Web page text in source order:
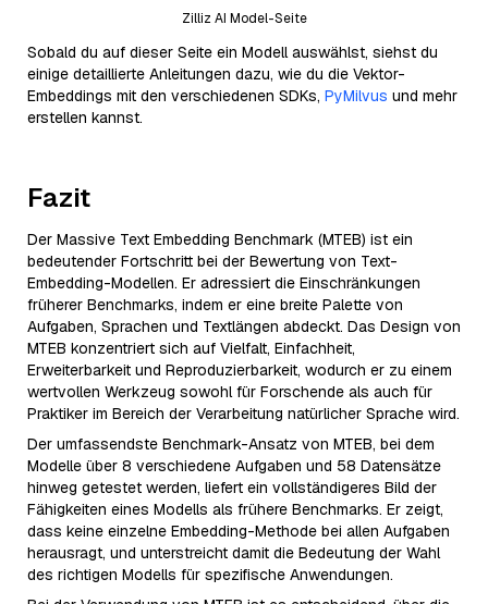
Zilliz AI Model-Seite
Sobald du auf dieser Seite ein Modell auswählst, siehst du
einige detaillierte Anleitungen dazu, wie du die Vektor-
Embeddings mit den verschiedenen SDKs, PyMilvus und mehr
erstellen kannst.
Fazit
Der Massive Text Embedding Benchmark (MTEB) ist ein
bedeutender Fortschritt bei der Bewertung von Text-
Embedding-Modellen. Er adressiert die Einschränkungen
früherer Benchmarks, indem er eine breite Palette von
Aufgaben, Sprachen und Textlängen abdeckt. Das Design von
MTEB konzentriert sich auf Vielfalt, Einfachheit,
Erweiterbarkeit und Reproduzierbarkeit, wodurch er zu einem
wertvollen Werkzeug sowohl für Forschende als auch für
Praktiker im Bereich der Verarbeitung natürlicher Sprache wird.
Der umfassendste Benchmark-Ansatz von MTEB, bei dem
Modelle über 8 verschiedene Aufgaben und 58 Datensätze
hinweg getestet werden, liefert ein vollständigeres Bild der
Fähigkeiten eines Modells als frühere Benchmarks. Er zeigt,
dass keine einzelne Embedding-Methode bei allen Aufgaben
herausragt, und unterstreicht damit die Bedeutung der Wahl
des richtigen Modells für spezifische Anwendungen.